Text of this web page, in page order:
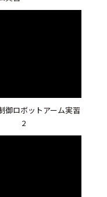
御ロボットアーム実習
2